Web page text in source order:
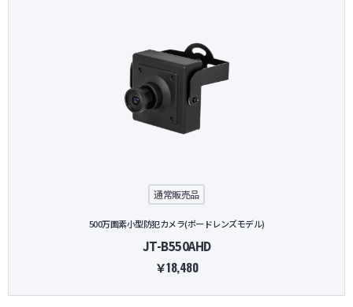
通常販売品
500万画素小型防犯カメラ(ボードレンズモデル)
JT-B550AHD
￥18,480